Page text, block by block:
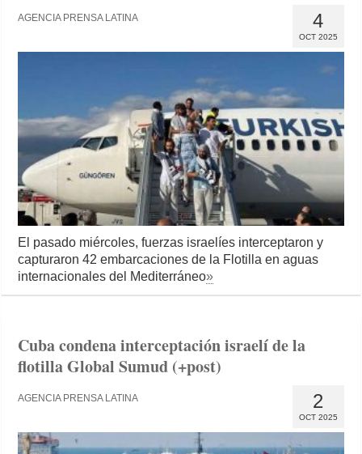
4
OCT 2025
AGENCIA PRENSA LATINA
El pasado miércoles, fuerzas israelíes interceptaron y
capturaron 42 embarcaciones de la Flotilla en aguas
internacionales del Mediterráneo»
Cuba condena interceptación israelí de la
flotilla Global Sumud (+post)
2
OCT 2025
AGENCIA PRENSA LATINA